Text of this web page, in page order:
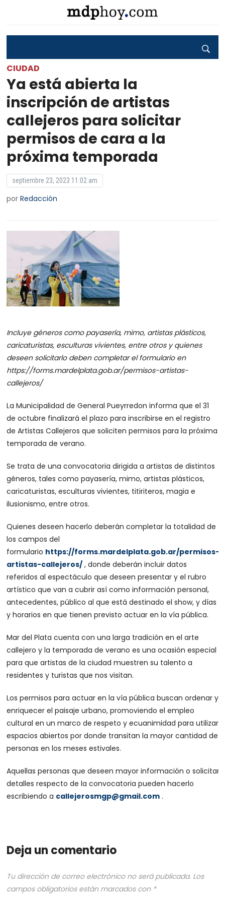
CIUDAD
Ya está abierta la
inscripción de artistas
callejeros para solicitar
permisos de cara a la
próxima temporada
septiembre 23, 2023 11:02 am
porRedacción
Incluye géneros como payasería, mimo, artistas plásticos,
caricaturistas, esculturas vivientes, entre otros y quienes
deseen solicitarlo deben completar el formulario en
https://forms.mardelplata.gob.ar/permisos-artistas-
callejeros/
La Municipalidad de General Pueyrredon informa que el 31
de octubre finalizará el plazo para inscribirse en el registro
de Artistas Callejeros que soliciten permisos para la próxima
temporada de verano.
Se trata de una convocatoria dirigida a artistas de distintos
géneros, tales como payasería, mimo, artistas plásticos,
caricaturistas, esculturas vivientes, titiriteros, magia e
ilusionismo, entre otros.
Quienes deseen hacerlo deberán completar la totalidad de
los campos del
formulario https://forms.mardelplata.gob.ar/permisos-
artistas-callejeros/ , donde deberán incluir datos
referidos al espectáculo que deseen presentar y el rubro
artístico que van a cubrir así como información personal,
antecedentes, público al que está destinado el show, y días
y horarios en que tienen previsto actuar en la vía pública.
Mar del Plata cuenta con una larga tradición en el arte
callejero y la temporada de verano es una ocasión especial
para que artistas de la ciudad muestren su talento a
residentes y turistas que nos visitan.
Los permisos para actuar en la vía pública buscan ordenar y
enriquecer el paisaje urbano, promoviendo el empleo
cultural en un marco de respeto y ecuanimidad para utilizar
espacios abiertos por donde transitan la mayor cantidad de
personas en los meses estivales.
Aquellas personas que deseen mayor información o solicitar
detalles respecto de la convocatoria pueden hacerlo
escribiendo a callejerosmgp@gmail.com .
Deja un comentario
Tu dirección de correo electrónico no será publicada. Los
campos obligatorios están marcados con *